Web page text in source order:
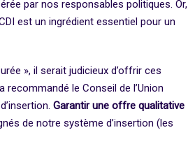
par nos responsables politiques. Or,
est un ingrédient essentiel pour un
», il serait judicieux d’offrir ces
le Conseil de l’Union
Garantir une offre qualitative
de notre système d’insertion (les